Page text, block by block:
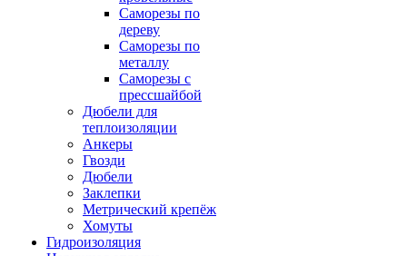
Саморезы по
дереву
Саморезы по
металлу
Саморезы с
прессшайбой
Дюбели для
теплоизоляции
Анкеры
Гвозди
Дюбели
Заклепки
Метрический крепёж
Хомуты
Гидроизоляция